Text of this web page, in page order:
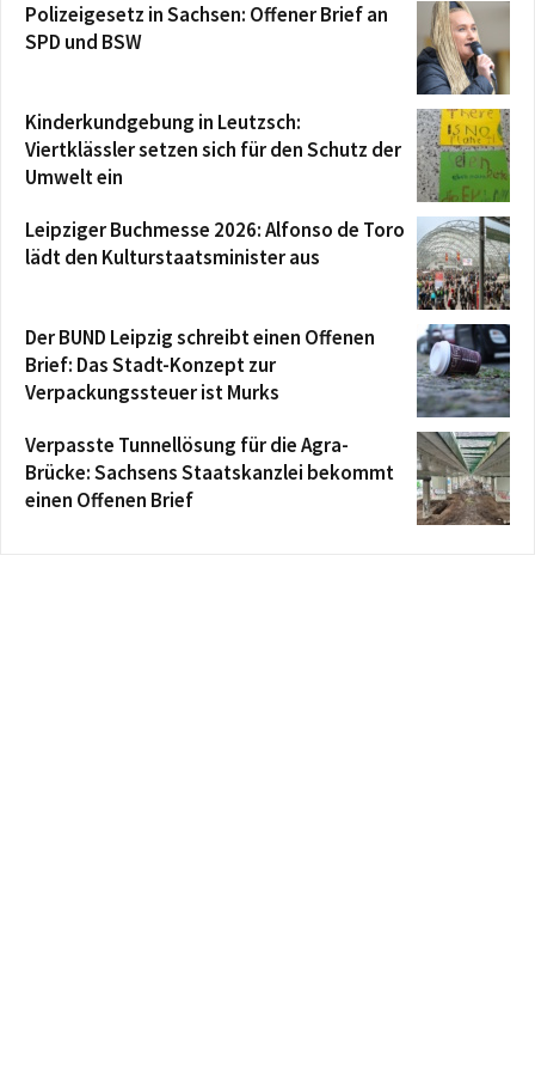
Polizeigesetz in Sachsen: Offener Brief an
SPD und BSW
Kinderkundgebung in Leutzsch:
Viertklässler setzen sich für den Schutz der
Umwelt ein
Leipziger Buchmesse 2026: Alfonso de Toro
lädt den Kulturstaatsminister aus
Der BUND Leipzig schreibt einen Offenen
Brief: Das Stadt-Konzept zur
Verpackungssteuer ist Murks
Verpasste Tunnellösung für die Agra-
Brücke: Sachsens Staatskanzlei bekommt
einen Offenen Brief